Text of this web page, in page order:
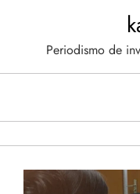
contenidoPeriodismo de